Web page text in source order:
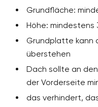
Grundfläche:
Höhe: mindestens
Grundplatte kann
überstehen
Dach sollte an
der Vorderseite
das verhindert,